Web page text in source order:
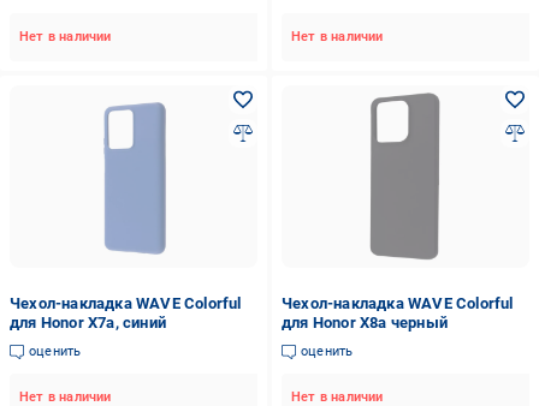
Нет в наличии Нет в наличии
Чехол-накладка WAVE Colorful
для Honor X7a, синий
оценить
Нет в наличии
Чехол-накладка WAVE Colorful
для Honor X8a черный
оценить
Нет в наличии